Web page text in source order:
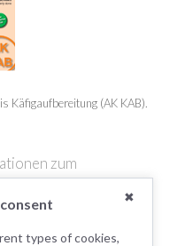
Käfigaufbereitung (AK KAB).
zum
✖
types of cookies,